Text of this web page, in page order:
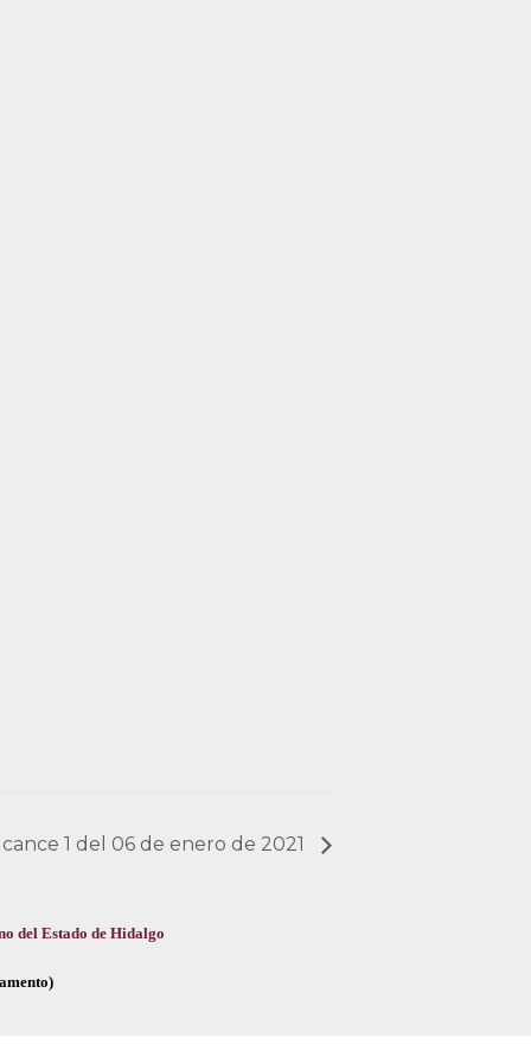
1 del 06 de enero de 2021
del Estado de Hidalgo